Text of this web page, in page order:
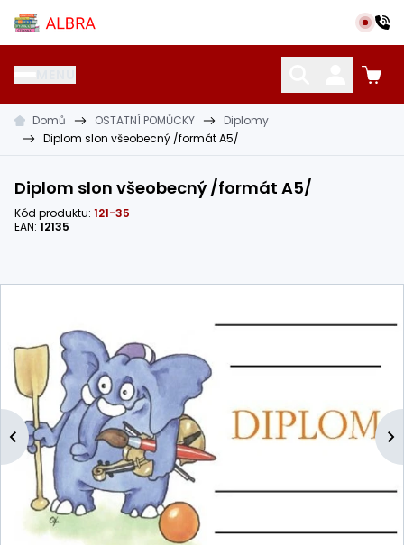
Přeskočit na hlavní obsah
Albra s.r.o.
KATALOG UČEBNIC CIZÍ JAZYKY OSTATNÍ POMŮCKY
Domů OSTATNÍ POMŮCKY
Diplomy
Diplom slon všeobecný /formát A5/
Diplom slon všeobecný /formát A5/
Kód produktu: 121-35
EAN: 12135